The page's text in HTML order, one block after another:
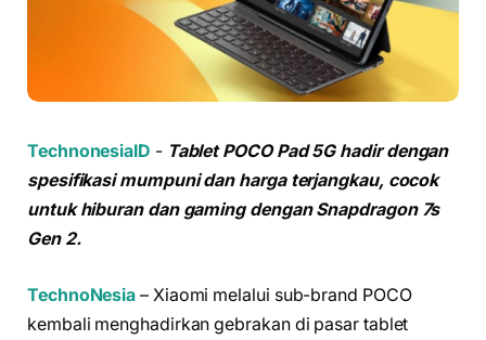
TechnonesiaID - Tablet POCO Pad 5G hadir dengan
spesifikasi mumpuni dan harga terjangkau, cocok
untuk hiburan dan gaming dengan Snapdragon 7s
Gen 2.
TechnoNesia – Xiaomi melalui sub-brand POCO
kembali menghadirkan gebrakan di pasar tablet